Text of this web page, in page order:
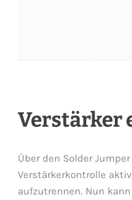
Verstärker
Über den Solder Jumper
Verstärkerkontrolle
aufzutrennen. Nun